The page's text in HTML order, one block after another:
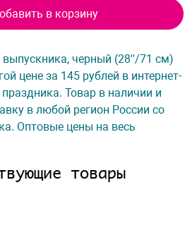
в корзину
черный (28''/71 см)
цене за 145 рублей в интернет-
Товар в наличии и
в любой регион России со
Оптовые цены на весь
товары